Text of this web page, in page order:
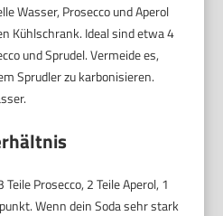
Wasser, Prosecco und Aperol
Kühlschrank. Ideal sind etwa 4
und Sprudel. Vermeide es,
Sprudler zu karbonisieren.
Prosecco, 2 Teile Aperol, 1
Wenn dein Soda sehr stark